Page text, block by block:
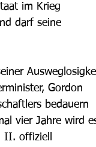
im Krieg
darf seine
Gordon
bedauern
vier Jahre wird
II. offiziell